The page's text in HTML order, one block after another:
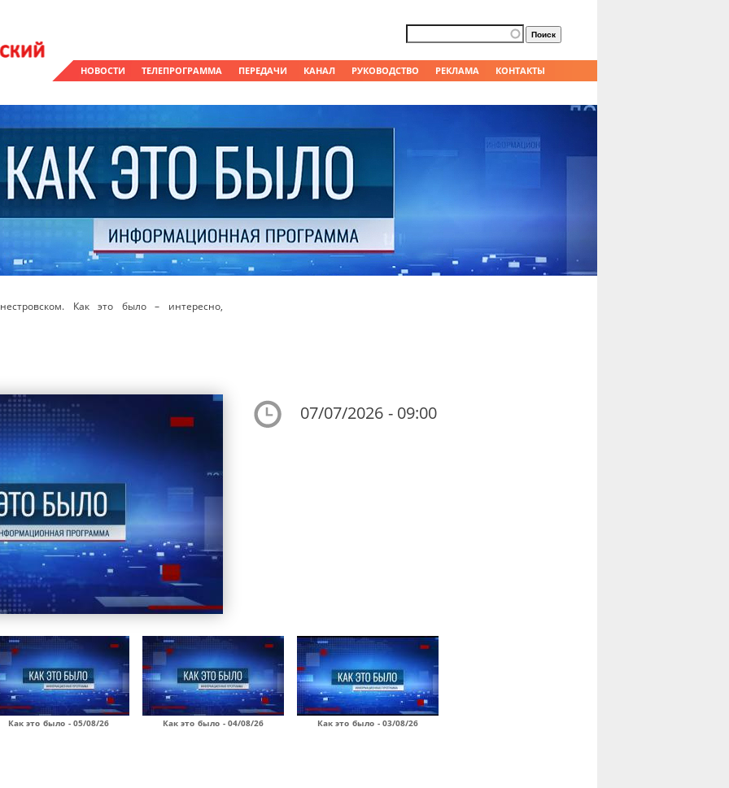
НОВОСТИ ТЕЛЕПРОГРАММА ПЕРЕДАЧИ КАНАЛ РУКОВОДСТВО РЕКЛАМА КОНТАКТЫ
Форма поиска
Поиск
Как это было – интересно,
07/07/2026 - 09:00
Как это было - 05/08/26 Как это было - 04/08/26 Как это было - 03/08/26